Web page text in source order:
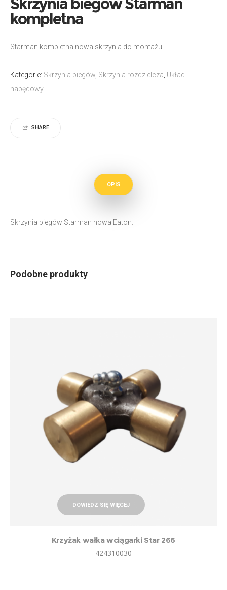
Skrzynia biegów Starman
kompletna
Starman kompletna nowa skrzynia do montażu.
Kategorie: Skrzynia biegów, Skrzynia rozdzielcza, Układ
napędowy
SHARE
OPIS
Skrzynia biegów Starman nowa Eaton.
Podobne produkty
DOWIEDZ SIĘ WIĘCEJ
Krzyżak wałka wciągarki Star 266
424310030